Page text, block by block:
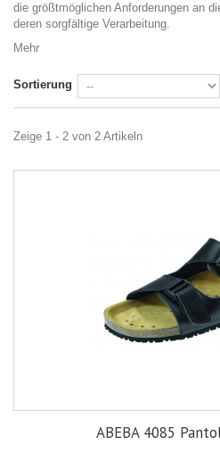
die größtmöglichen Anforderungen an
deren sorgfältige Verarbeitung.
Mehr
Sortierung
Zeige 1 - 2 von 2 Artikeln
ABEBA 4085